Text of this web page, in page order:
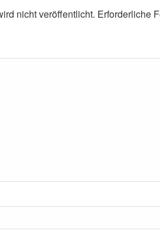
nicht veröffentlicht. Erforderliche